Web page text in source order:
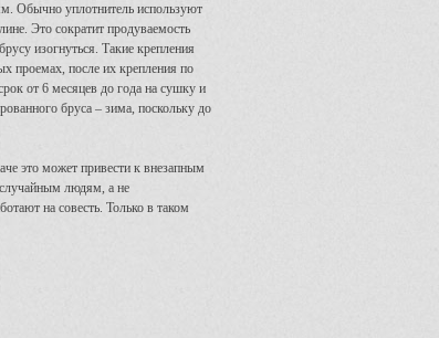
Обычно уплотнитель используют
Это сократит продуваемость
изогнуться. Такие крепления
проемах, после их крепления по
от 6 месяцев до года на сушку и
бруса – зима, поскольку до
это может привести к внезапным
людям, а не
на совесть. Только в таком